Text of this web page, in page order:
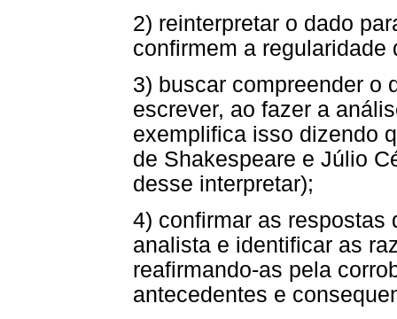
2) reinterpretar o dado
confirmem a
3) buscar compreender o
escrever, ao fazer a
exemplifica isso dizendo
de Shakespeare e Júlio
desse interpretar);
4) confirmar as
analista e identificar as
reafirmando-as pela
antecedentes e